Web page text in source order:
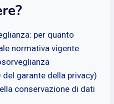
per quanto
normativa vigente
garante della privacy)
conservazione di dati